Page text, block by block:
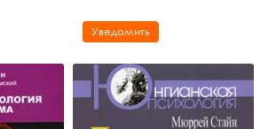
Уведомить